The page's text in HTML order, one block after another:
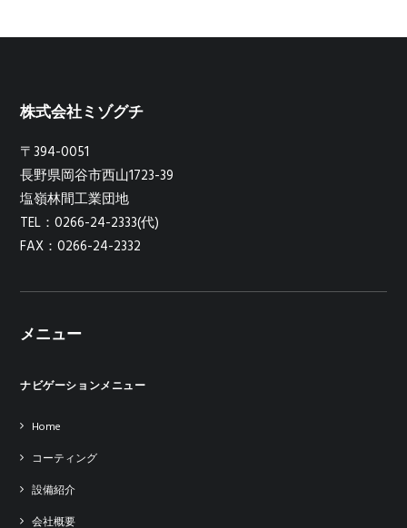
株式会社ミゾグチ
〒394-0051
長野県岡谷市西山1723-39
塩嶺林間工業団地
TEL：0266-24-2333(代)
FAX：0266-24-2332
メニュー
ナビゲーションメニュー
Home
コーティング
設備紹介
会社概要